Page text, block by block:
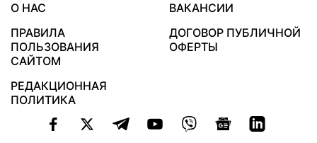
О НАС
ВАКАНСИИ
ПРАВИЛА
ПОЛЬЗОВАНИЯ
САЙТОМ
ДОГОВОР ПУБЛИЧНОЙ
ОФЕРТЫ
РЕДАКЦИОННАЯ
ПОЛИТИКА